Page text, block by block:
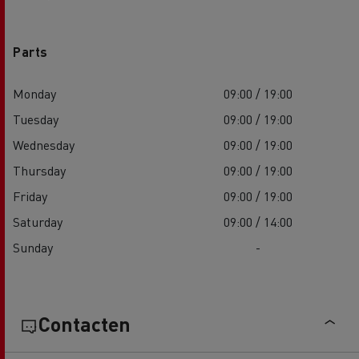
Parts
Monday
09:00 / 19:00
Tuesday
09:00 / 19:00
Wednesday
09:00 / 19:00
Thursday
09:00 / 19:00
Friday
09:00 / 19:00
Saturday
09:00 / 14:00
Sunday
-
Contacten